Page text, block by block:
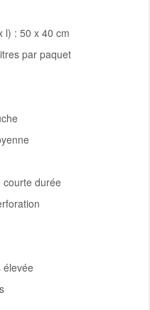
l) : 50 x 40 cm
par paquet
courte durée
élevée